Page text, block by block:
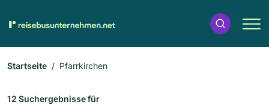
Startseite Pfarrkirchen
12 Suchergebnisse für